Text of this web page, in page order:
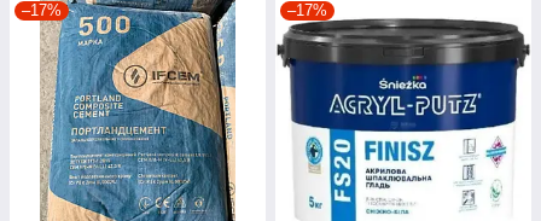
–17% –17%